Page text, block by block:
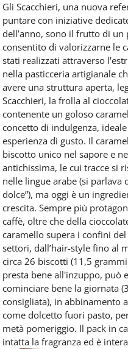
Gli Scacchieri, una nuova
puntare con iniziative
dell’anno, sono il frutto di un
consentito di valorizzarne le
stati realizzati attraverso
nella pasticceria artigianale
avere una struttura aperta,
Scacchieri, la frolla al
contenente un goloso
concetto di indulgenza,
esperienza di gusto. Il
biscotto unico nel sapore e
antichissima, le cui tracce si
nelle lingue arabe (si parlava
dolce”), ma oggi è un
crescita. Sempre più
caffè, oltre che della
caramello supera i confini
settori, dall’hair-style fino al
circa 26 biscotti (11,5
presta bene all'inzuppo, può
cominciare bene la giornata
consigliata), in abbinamento
come dolcetto fuori pasto,
metà pomeriggio. Il pack in
intatta la fragranza ed è